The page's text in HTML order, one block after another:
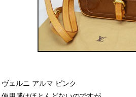
ヴェルニ アルマ ピンク